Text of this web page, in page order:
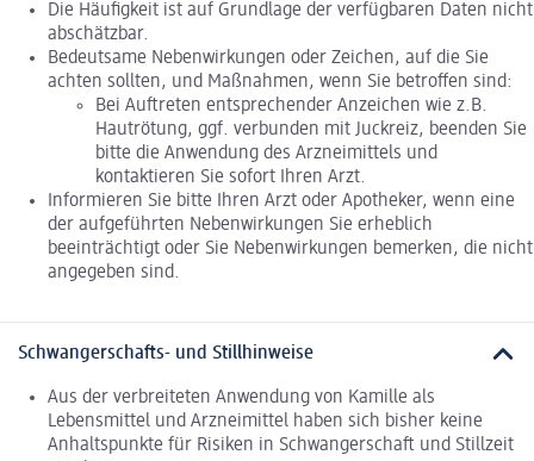
Die Häufigkeit ist auf Grundlage der verfügbaren Daten nicht
abschätzbar.
Bedeutsame Nebenwirkungen oder Zeichen, auf die Sie
achten sollten, und Maßnahmen, wenn Sie betroffen sind:
Bei Auftreten entsprechender Anzeichen wie z.B.
Hautrötung, ggf. verbunden mit Juckreiz, beenden Sie
bitte die Anwendung des Arzneimittels und
kontaktieren Sie sofort Ihren Arzt.
Informieren Sie bitte Ihren Arzt oder Apotheker, wenn eine
der aufgeführten Nebenwirkungen Sie erheblich
beeinträchtigt oder Sie Nebenwirkungen bemerken, die nicht
angegeben sind.
Schwangerschafts- und Stillhinweise
Aus der verbreiteten Anwendung von Kamille als
Lebensmittel und Arzneimittel haben sich bisher keine
Anhaltspunkte für Risiken in Schwangerschaft und Stillzeit